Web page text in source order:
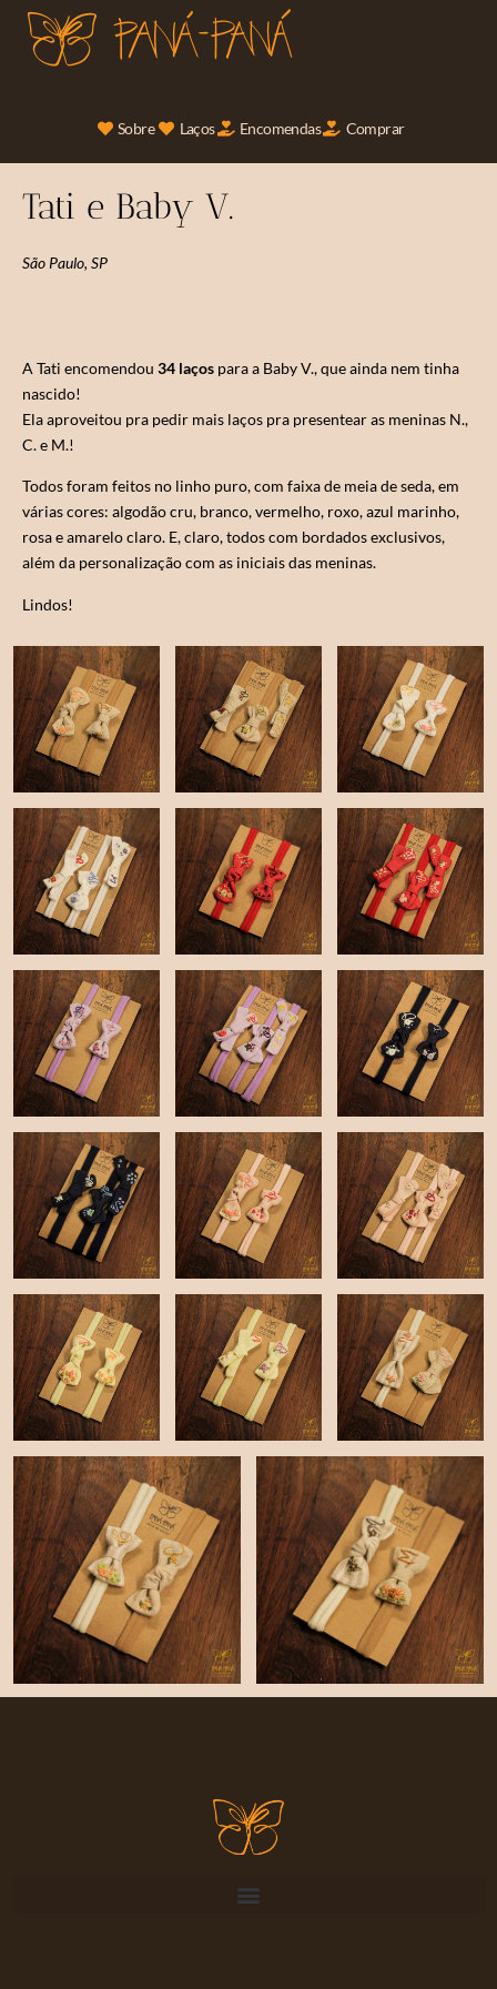
Sobre Laços Encomendas Comprar
Tati e Baby V.
São Paulo, SP
A Tati encomendou 34 laços para a Baby V., que ainda nem tinha
nascido!
Ela aproveitou pra pedir mais laços pra presentear as meninas N.,
C. e M.!
Todos foram feitos no linho puro, com faixa de meia de seda, em
várias cores: algodão cru, branco, vermelho, roxo, azul marinho,
rosa e amarelo claro. E, claro, todos com bordados exclusivos,
além da personalização com as iniciais das meninas.
Lindos!